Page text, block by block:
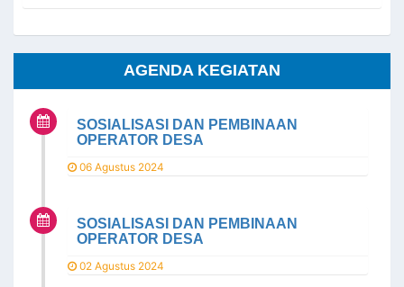
AGENDA KEGIATAN
SOSIALISASI DAN PEMBINAAN
OPERATOR DESA
06 Agustus 2024
SOSIALISASI DAN PEMBINAAN
OPERATOR DESA
02 Agustus 2024